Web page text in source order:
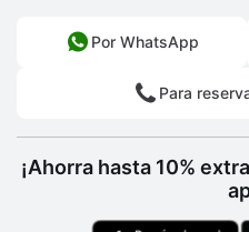
Por WhatsApp
Para
¡Ahorra hasta 10%